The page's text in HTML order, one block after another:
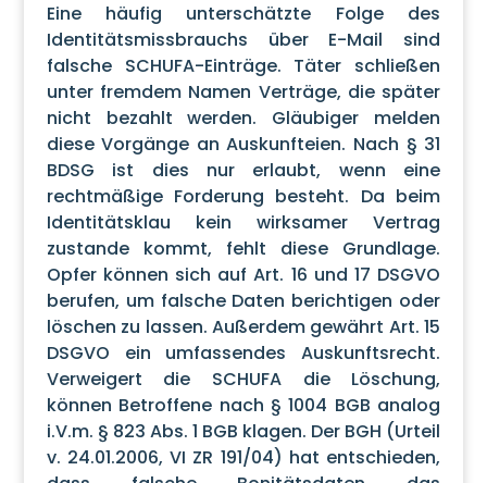
Eine häufig unterschätzte Folge des
Identitätsmissbrauchs über E-Mail sind
falsche SCHUFA-Einträge. Täter schließen
unter fremdem Namen Verträge, die später
nicht bezahlt werden. Gläubiger melden
diese Vorgänge an Auskunfteien. Nach § 31
BDSG ist dies nur erlaubt, wenn eine
rechtmäßige Forderung besteht. Da beim
Identitätsklau kein wirksamer Vertrag
zustande kommt, fehlt diese Grundlage.
Opfer können sich auf Art. 16 und 17 DSGVO
berufen, um falsche Daten berichtigen oder
löschen zu lassen. Außerdem gewährt Art. 15
DSGVO ein umfassendes Auskunftsrecht.
Verweigert die SCHUFA die Löschung,
können Betroffene nach § 1004 BGB analog
i.V.m. § 823 Abs. 1 BGB klagen. Der BGH (Urteil
v. 24.01.2006, VI ZR 191/04) hat entschieden,